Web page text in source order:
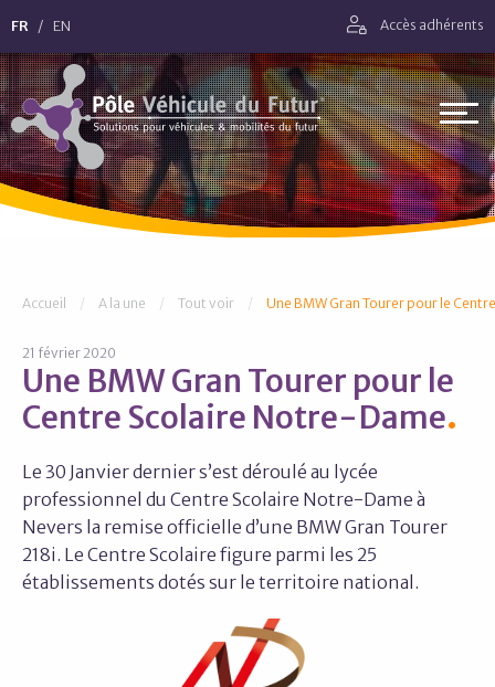
Aller directement au contenu
FR EN Accès adhérents
Pôle Véhicule du Futur
Vous êtes ici :
Accueil A la une Tout voir Une BMW Gran Tourer pour le
21 février 2020
Une BMW Gran Tourer pour le
Centre Scolaire Notre-Dame
Le 30 Janvier dernier s’est déroulé au lycée
professionnel du Centre Scolaire Notre-Dame à
Nevers la remise officielle d’une BMW Gran Tourer
218i. Le Centre Scolaire figure parmi les 25
établissements dotés sur le territoire national.